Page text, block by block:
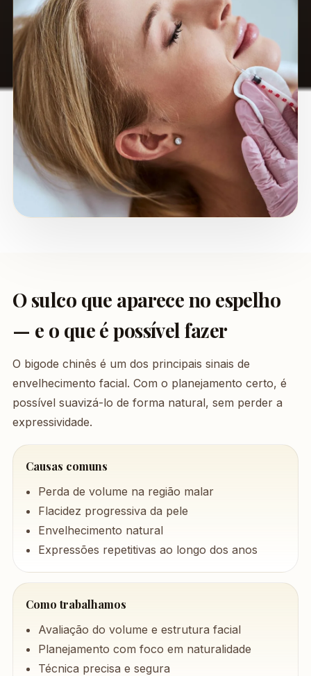
O sulco que aparece no espelho
— e o que é possível fazer
O bigode chinês é um dos principais sinais de
envelhecimento facial. Com o planejamento certo, é
possível suavizá-lo de forma natural, sem perder a
expressividade.
Causas comuns
Perda de volume na região malar
Flacidez progressiva da pele
Envelhecimento natural
Expressões repetitivas ao longo dos anos
Como trabalhamos
Avaliação do volume e estrutura facial
Planejamento com foco em naturalidade
Técnica precisa e segura